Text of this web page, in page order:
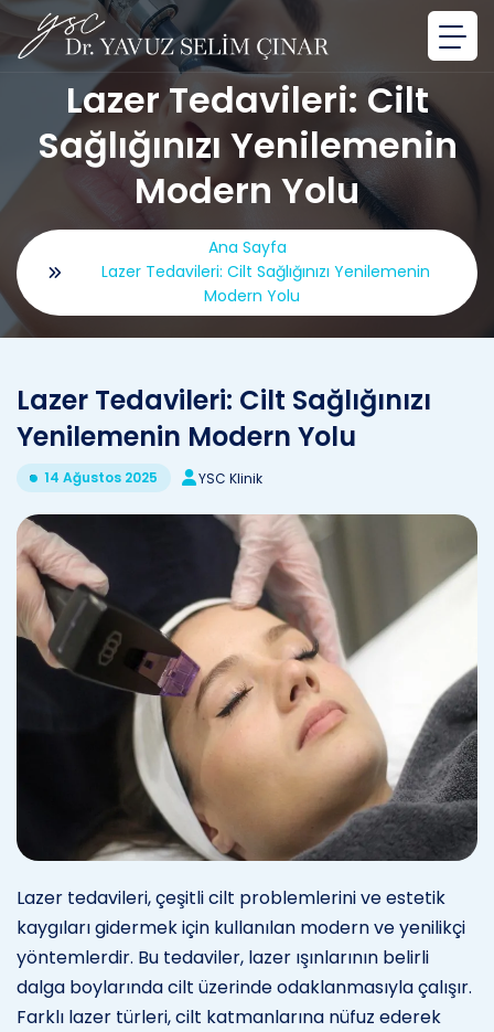
Lazer Tedavileri: Cilt
Sağlığınızı Yenilemenin
Modern Yolu
Ana Sayfa
Lazer Tedavileri: Cilt Sağlığınızı Yenilemenin
Modern Yolu
Lazer Tedavileri: Cilt Sağlığınızı
Yenilemenin Modern Yolu
14 Ağustos 2025 YSC Klinik
Lazer tedavileri, çeşitli cilt problemlerini ve estetik
kaygıları gidermek için kullanılan modern ve yenilikçi
yöntemlerdir. Bu tedaviler, lazer ışınlarının belirli
dalga boylarında cilt üzerinde odaklanmasıyla çalışır.
Farklı lazer türleri, cilt katmanlarına nüfuz ederek